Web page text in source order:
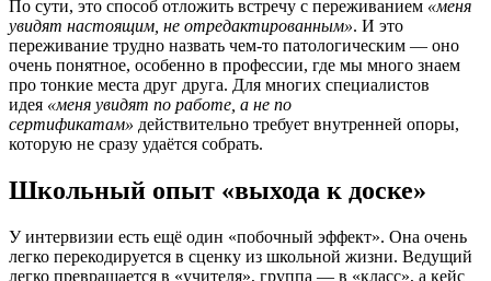
По сути, это способ отложить встречу с переживанием «меня
увидят настоящим, не отредактированным». И это
переживание трудно назвать чем-то патологическим — оно
очень понятное, особенно в профессии, где мы много знаем
про тонкие места друг друга. Для многих специалистов
идея «меня увидят по работе, а не по
сертификатам» действительно требует внутренней опоры,
которую не сразу удаётся собрать.
Школьный опыт «выхода к доске»
У интервизии есть ещё один «побочный эффект». Она очень
легко перекодируется в сценку из школьной жизни. Ведущий
легко превращается в «учителя», группа — в «класс», а кейс